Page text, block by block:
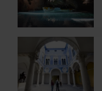
de
de
San
José,
secret
souterrain
le
Exposition
permanente
Musée
des